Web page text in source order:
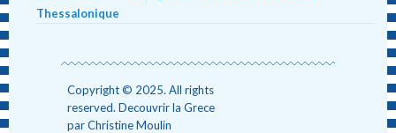
Thessalonique
Copyright © 2025. All rights
reserved. Decouvrir la Grece
par Christine Moulin